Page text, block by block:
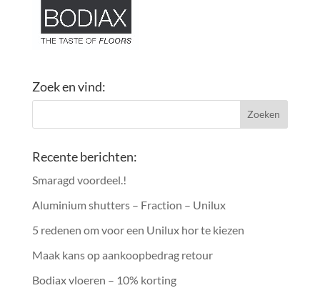
Zoek en vind:
Recente berichten:
Smaragd voordeel.!
Aluminium shutters – Fraction – Unilux
5 redenen om voor een Unilux hor te kiezen
Maak kans op aankoopbedrag retour
Bodiax vloeren – 10% korting